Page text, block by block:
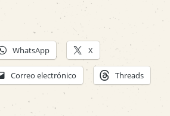
WhatsApp X
Correo electrónico Threads